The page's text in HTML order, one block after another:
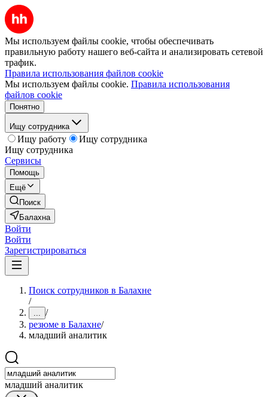
Мы используем файлы cookie, чтобы обеспечивать
правильную работу нашего веб-сайта и анализировать сетевой
трафик.
Правила использования файлов cookie
Мы используем файлы cookie. Правила использования
файлов cookie
Понятно
Ищу сотрудника
Ищу работу
Ищу сотрудника
Ищу сотрудника
Сервисы
Помощь
Ещё
Поиск
Балахна
Войти
Войти
Зарегистрироваться
Поиск сотрудников в Балахне
/
... /
резюме в Балахне/
младший аналитик
младший аналитик